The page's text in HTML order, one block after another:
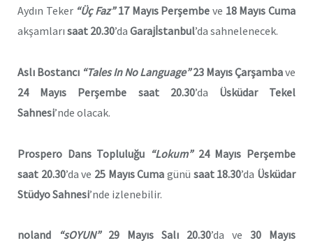
Aydın Teker “Üç Faz” 17 Mayıs Perşembe ve 18 Mayıs Cuma
akşamları saat 20.30’da Garajİstanbul’da sahnelenecek.
Aslı Bostancı “Tales In No Language” 23 Mayıs Çarşambave
24 Mayıs Perşembe
saat 20.30’da Üsküdar Tekel
Sahnesi’nde olacak.
Prospero Dans Topluluğu “Lokum” 24 Mayıs Perşembe
saat 20.30’da ve 25 Mayıs Cuma günü saat 18.30’da Üsküdar
Stüdyo Sahnesi’nde izlenebilir.
noland “sOYUN” 29 Mayıs Salı 20.30’da ve 30 Mayıs